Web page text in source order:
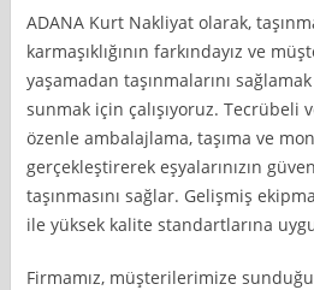
ADANA Kurt Nakliyat olarak,
karmaşıklığının farkındayız ve
yaşamadan taşınmalarını
sunmak için çalışıyoruz. Tecrübeli
özenle ambalajlama, taşıma ve
gerçekleştirerek eşyalarınızın
taşınmasını sağlar. Gelişmiş
ile yüksek kalite standartlarına
Firmamız, müşterilerimize